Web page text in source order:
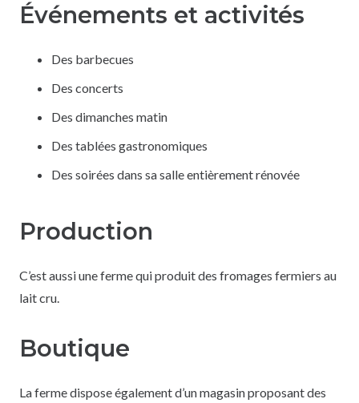
Événements et activités
Des barbecues
Des concerts
Des dimanches matin
Des tablées gastronomiques
Des soirées dans sa salle entièrement rénovée
Production
C’est aussi une ferme qui produit des fromages fermiers au
lait cru.
Boutique
La ferme dispose également d’un magasin proposant des